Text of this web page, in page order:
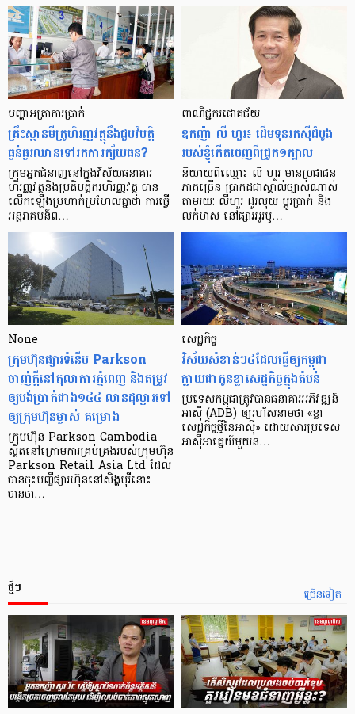
បញ្ហា​អត្រា​ការប្រាក់
គ្រឹះស្ថាន​មីក្រូ​ហិរញ្ញវត្ថុ​នឹង​ជួប​វិបត្តិ​
ធ្ងន់ធ្ងរ​ឈាន​ទៅ​រក​ការ​ក្ស័យធន?
ក្រុម​អ្នក​ជំនាញ​នៅ​ក្នុង​វិស័យ​ធនាគារ
ហិរញ្ញវត្ថុ​និង​ប្រតិបត្តិករ​ហិរញ្ញ​វត្ថុ បាន​​
លើក​ឡើង​ប្រហាក់​ប្រហែល​គ្នា​ថា ការ​ធ្វើ​
អន្តរាគមន៍​ព…
ពាណិជ្ជករជោគជ័យ
ឧកញ៉ា លី ហួរ៖ ដើមទុនរកស៊ីដំបូង
របស់ខ្ញុំកើតចេញពីជ្រូក១ក្បាល
និយាយ​ពី​ឈ្មោះ លី ហួរ មាន​ប្រជាជន​
ភាគ​ច្រើន ប្រាកដ​ជា​ស្គាល់​ច្បាស់​ណាស់
តាមរយៈ លីហួរ ដូរ​លុយ ប្តូរ​បា្រក់ និង​
លក់​មាស នៅ​ផ្សារ​អូរ​ឫ…
None
ក្រុមហ៊ុនផ្សារទំនើប Parkson
ចាញ់ក្ដីនៅតុលាការភ្នំពេញ និងតម្រូវ
ឲ្យបង់ប្រាក់ជាង១៤៤ លានដុល្លារទៅ
ឲ្យក្រុមហ៊ុនម្ចាស់ គម្រោង
ក្រុមហ៊ុន Parkson Cambodia
ស្ថិតនៅក្រោមការគ្រប់គ្រងរបស់ក្រុមហ៊ុន
Parkson Retail Asia Ltd ដែល
បានចុះបញ្ចីផ្សារហ៊ុននៅសិង្ហបុរីនោះ
បានចា…
សេដ្ឋកិច្ច​
វិស័យ​សំខាន់ៗ​៤​ដែល​ធ្វើ​ឲ្យ​កម្ពុជា​
ក្លាយ​ជា​កូន​ខ្លា​សេដ្ឋកិច្ច​ក្នុង​តំបន់
ប្រទេស​កម្ពុជា​ត្រូវ​បាន​ធនាគារ​អភិវឌ្ឍន៍​
អាស៊ី (ADB) ឲ្យ​រហ័ស​នាមថា «ខ្លា​
សេដ្ឋកិច្ច​ថ្មី​នៃ​អាស៊ី» ដោយសារ​ប្រទេស​
អាស៊ី​អាគ្នេយ៍​មួយ​ន…
ច្រើនទៀត
ថ្មីៗ